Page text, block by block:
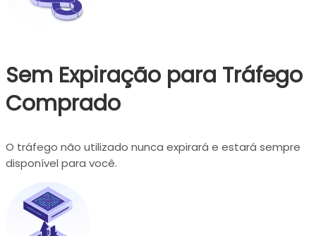
Sem Expiração para Tráfego
Comprado
O tráfego não utilizado nunca expirará e estará sempre
disponível para você.